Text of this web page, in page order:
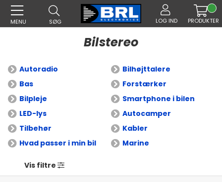
MENU SØG LOG IND PRODUKTER
Bilstereo
Autoradio
Bilhøjttalere
Bas
Forstærker
Bilpleje
Smartphone i bilen
LED-lys
Autocamper
Tilbehør
Kabler
Hvad passer i min bil
Marine
Vis filtre